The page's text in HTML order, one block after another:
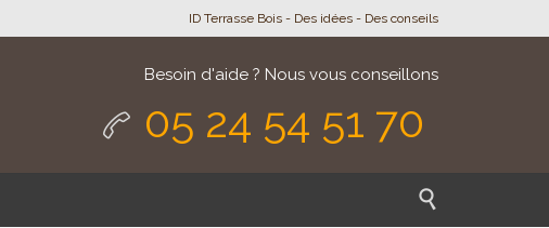
ID Terrasse Bois - Des idées - Des conseils

Besoin d'aide ? Nous vous conseillons
05 24 54 51 70
